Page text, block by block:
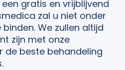
gratis en vrijblijvend
zal u niet onder
We zullen altijd
zijn met onze
de beste behandeling